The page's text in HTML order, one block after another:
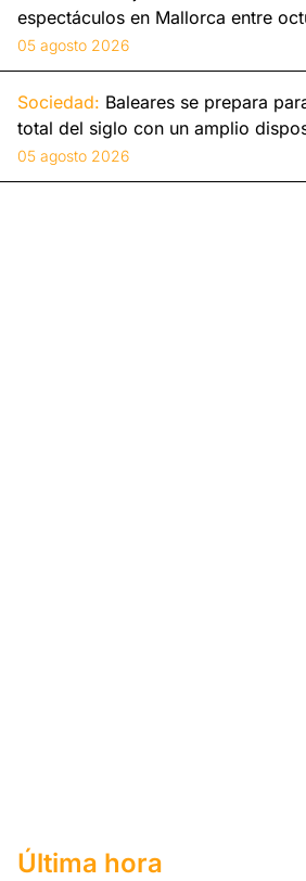
espectáculos en Mallorca entre
05 agosto 2026
Sociedad: Baleares se prepara
total del siglo con un amplio
05 agosto 2026
Última hora